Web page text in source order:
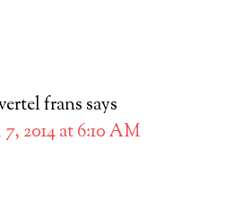
frans says
2014 at 6:10 AM